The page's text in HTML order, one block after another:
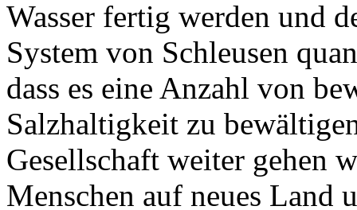
Wasser fertig werden und
System von Schleusen
dass es eine Anzahl von
Salzhaltigkeit zu
Gesellschaft weiter gehen
Menschen auf neues Land